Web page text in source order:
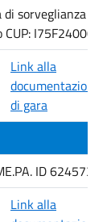
sorveglianza e
Link alla
documentazione
di gara
ID 6245735
Link alla